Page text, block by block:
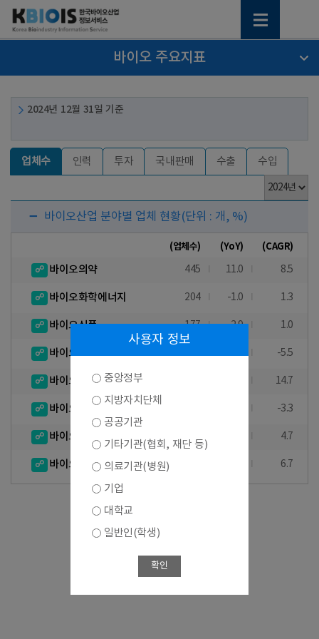
바이오 주요지표
2024년 12월 31일 기준
업체수 인력 투자 국내판매 수출 수입
바이오산업 분야별 업체 현황(단위 : 개, %)
(업체수) (YoY) (CAGR)
바이오의약 445 11.0 8.5
바이오화학에너지 204 -1.0 1.3
바이오식품 177 2.9 1.0
바이오환경 -5.5
바이오의료기기 14.7
바이오장비 및 기기 -3.3
바이오자원 4.7
바이오서비스 6.7
사용자 정보
중앙정부
지방자치단체
공공기관
기타기관(협회, 재단 등)
의료기관(병원)
기업
대학교
일반인(학생)
확인